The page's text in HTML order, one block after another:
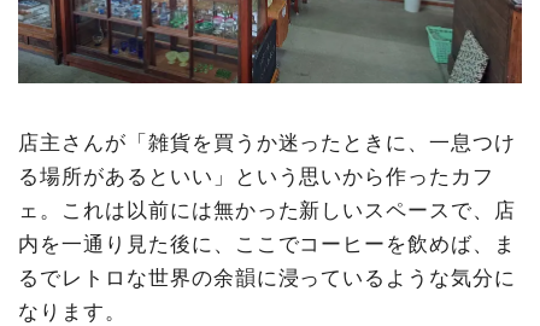
店主さんが「雑貨を買うか迷ったときに、一息つけ
る場所があるといい」という思いから作ったカフ
ェ。これは以前には無かった新しいスペースで、店
内を一通り見た後に、ここでコーヒーを飲めば、ま
るでレトロな世界の余韻に浸っているような気分に
なります。